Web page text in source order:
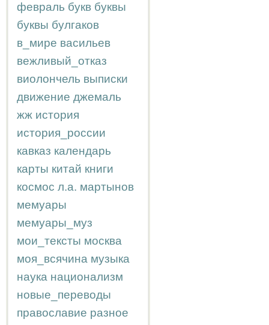
февраль букв буквы
буквы булгаков
в_мире васильев
вежливый_отказ
виолончель выписки
движение джемаль
жж история
история_россии
кавказ календарь
карты китай книги
космос л.а. мартынов
мемуары
мемуары_муз
мои_тексты москва
моя_всячина музыка
наука национализм
новые_переводы
православие разное